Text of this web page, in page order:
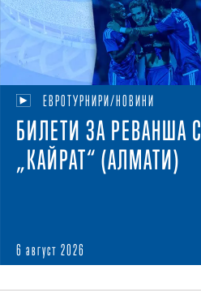
ЕВРОТУРНИРИ/НОВИНИ
БИЛЕТИ ЗА РЕВАНША С
„КАЙРАТ“ (АЛМАТИ)
6 август 2026